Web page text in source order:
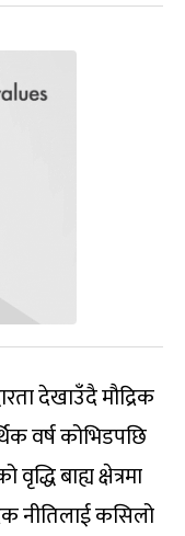
देखाउँदै मौद्रिक
वर्ष कोभिडपछि
बाह्य क्षेत्रमा
नीतिलाई कसिलो